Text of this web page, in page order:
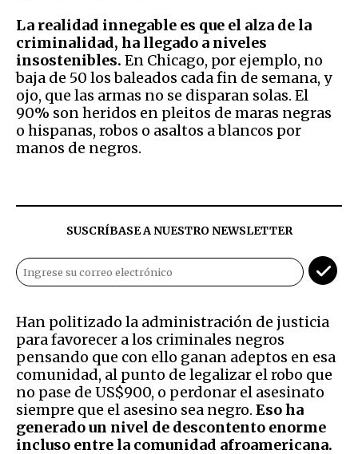
La realidad innegable es que el alza de la
criminalidad, ha llegado a niveles
insostenibles. En Chicago, por ejemplo, no
baja de 50 los baleados cada fin de semana, y
ojo, que las armas no se disparan solas. El
90% son heridos en pleitos de maras negras
o hispanas, robos o asaltos a blancos por
manos de negros.
SUSCRÍBASE A NUESTRO NEWSLETTER
Han politizado la administración de justicia
para favorecer a los criminales negros
pensando que con ello ganan adeptos en esa
comunidad, al punto de legalizar el robo que
no pase de US$900, o perdonar el asesinato
siempre que el asesino sea negro. Eso ha
generado un nivel de descontento enorme
incluso entre la comunidad afroamericana.